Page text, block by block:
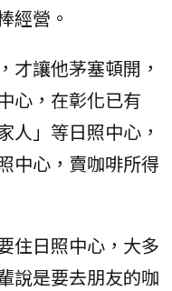
經營。
才讓他茅塞頓開，
心，在彰化已有
人」等日照中心，
中心，賣咖啡所得
住日照中心，大多
說是要去朋友的咖